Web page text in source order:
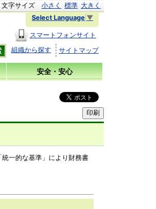
文字サイズ 小さく 標準 大きく
Select Language ▼
スマートフォンサイト
組織から探す
サイトマップ
安全・安心
一的な基準」により財務書